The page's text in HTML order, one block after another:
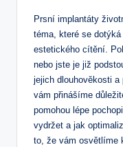
Prsní implantáty
téma, které se
estetického cítění.
nebo jste je již
jejich dlouhověkosti
vám přinášíme
pomohou lépe
vydržet a jak
to, že vám osvětlíme